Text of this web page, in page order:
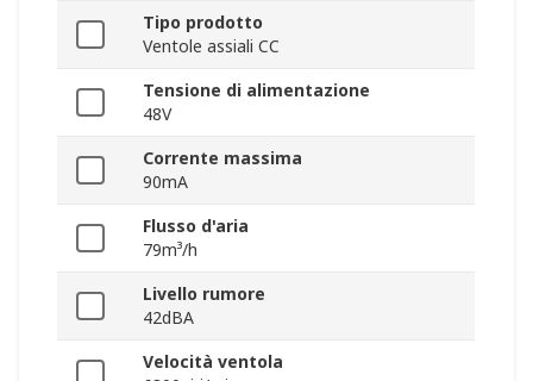
Tipo prodotto
Ventole assiali CC
Tensione di alimentazione
48V
Corrente massima
90mA
Flusso d'aria
79m³/h
Livello rumore
42dBA
Velocità ventola